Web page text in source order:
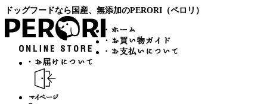
ドッグフードなら国産、無添加のPERORI（ペロリ）